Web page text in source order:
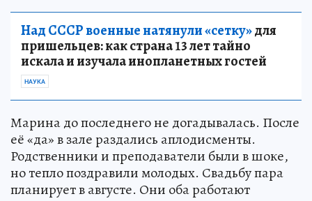
Над СССР военные натянули «сетку»для
пришельцев: как страна 13 лет тайно
искала и изучала инопланетных гостей
НАУКА
Марина до последнего не догадывалась. После
её «да» в зале раздались аплодисменты.
Родственники и преподаватели были в шоке,
но тепло поздравили молодых. Свадьбу пара
планирует в августе. Они оба работают